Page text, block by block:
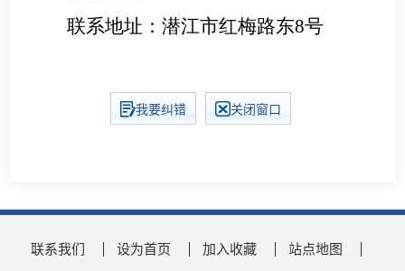
联系地址：潜江市红梅路东8号
我要纠错 关闭窗口
联系我们 设为首页 加入收藏 站点地图